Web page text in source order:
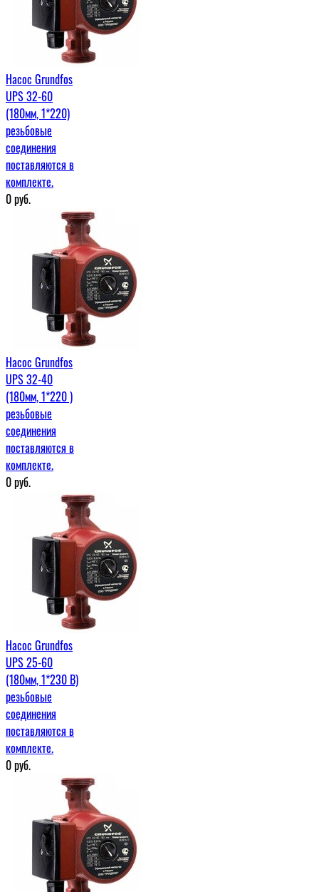
Насос Grundfos
UPS 32-60
(180мм, 1*220)
резьбовые
соединения
поставляются в
комплекте.
0руб.
Насос Grundfos
UPS 32-40
(180мм, 1*220 )
резьбовые
соединения
поставляются в
комплекте.
0руб.
Насос Grundfos
UPS 25-60
(180мм, 1*230 В)
резьбовые
соединения
поставляются в
комплекте.
0руб.